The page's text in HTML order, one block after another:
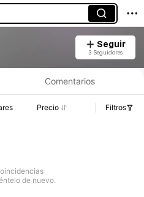
Seguir
3 Seguidores
Comentarios
Precio Filtros
de nuevo.